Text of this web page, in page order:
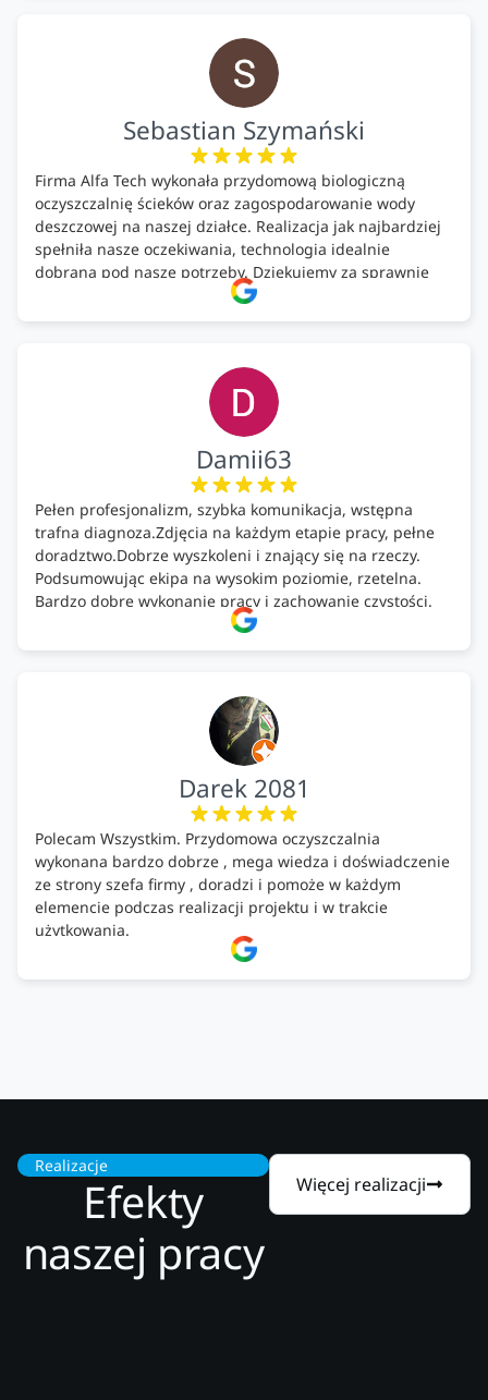
Sebastian Szymański
Firma Alfa Tech wykonała przydomową biologiczną
oczyszczalnię ścieków oraz zagospodarowanie wody
deszczowej na naszej działce. Realizacja jak najbardziej
spełniła nasze oczekiwania, technologia idealnie
dobrana pod nasze potrzeby. Dziękujemy za sprawnie
wykonany montaż w świetnej atmosferze! Polecam!
Damii63
Pełen profesjonalizm, szybka komunikacja, wstępna
trafna diagnoza.Zdjęcia na każdym etapie pracy, pełne
doradztwo.Dobrze wyszkoleni i znający się na rzeczy.
Podsumowując ekipa na wysokim poziomie, rzetelna.
Bardzo dobre wykonanie pracy i zachowanie czystości.
Darek 2081
Polecam Wszystkim. Przydomowa oczyszczalnia
wykonana bardzo dobrze , mega wiedza i doświadczenie
ze strony szefa firmy , doradzi i pomoże w każdym
elemencie podczas realizacji projektu i w trakcie
użytkowania.
Firma godna zaufania. Tak trzymać!
Realizacje
Efekty
naszej pracy
Więcej realizacji